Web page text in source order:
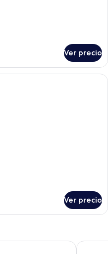
Ver precio
Una habitación de hotel moderna
Ver precio